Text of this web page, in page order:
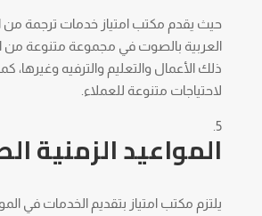
حيث يقدم مكتب امتياز خدمات ترجمة من
العربية بالصوت في مجموعة متنوعة من
ذلك الأعمال والتعليم والترفيه وغيرها،
لاحتياجات متنوعة للعملاء.
المواعيد الزمنية
يلتزم مكتب امتياز بتقديم الخدمات في